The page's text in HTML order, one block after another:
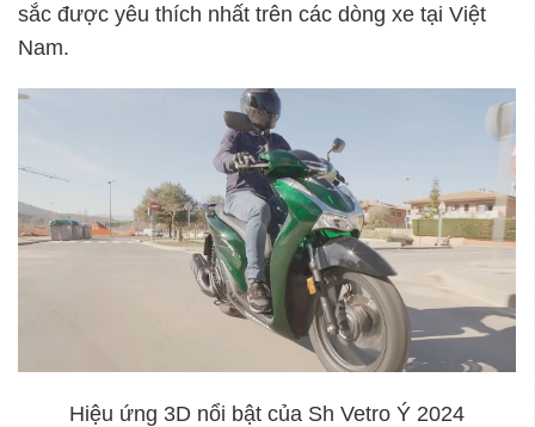
sắc được yêu thích nhất trên các dòng xe tại Việt
Nam.
Hiệu ứng 3D nổi bật của Sh Vetro Ý 2024